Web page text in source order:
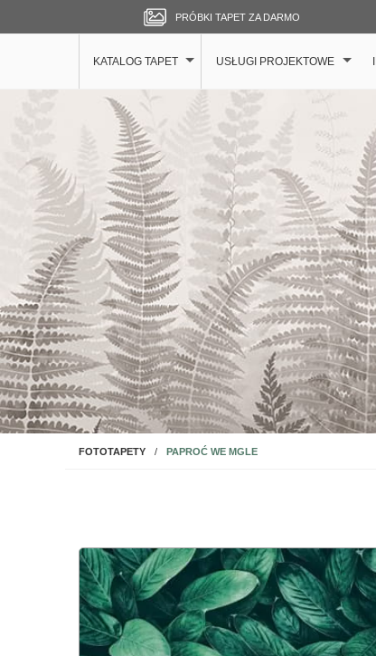
PRÓBKI TAPET ZA DARMO
KATALOG TAPET USŁUGI PROJEKTOWE
FOTOTAPETYNA ŚCIANĘ
PAPROĆ WE MGLE